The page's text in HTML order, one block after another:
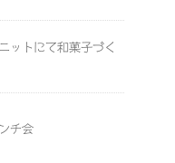
ットにて和菓子づく
チ会